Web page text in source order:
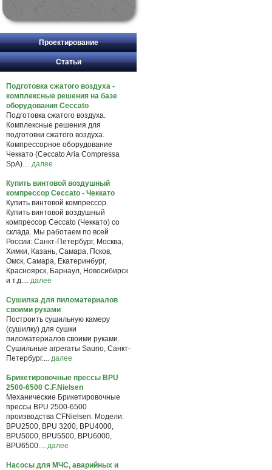
Проектирование
Статьи
Подготовка сжатого воздуха -
комплексные решения на базе
оборудования Ceccato
Подготовка сжатого воздуха.
Комплексные решения для
подготовки сжатого воздуха.
Компрессорное оборудование
Чеккато (Ceccato Aria Compressa
SpA).... далее
Купить винтовой воздушный
компрессор Ceccato - Чеккато
Купить винтовой компрессор.
Купить винтовой воздушный
компрессор Ceccato (Чеккато) со
склада. Мы работаем по всей
России: Санкт-Петербург, Москва,
Химки, Казань, Самара, Псков,
Омск, Самара, Екатеринбург,
Красноярск, Барнаул, Новосибирск
и т.д.... далее
Сушилка для пиломатериалов
своими руками
Построить сушильную камеру
(сушилку) для сушки
пиломатериалов своими руками.
Сушильные агрегаты Sauno, Санкт-
Петербург.... далее
Брикетировочные прессы BPU
2500-6500 C.F.Nielsen
Механические Брикетировочные
прессы BPU 2500-6500
производства CFNielsen. Модели:
BPU2500, BPU 3200, BPU4000,
BPU5000, BPU5500, BPU6000,
BPU6500.... далее
Насосы для МЧС, аварийных и